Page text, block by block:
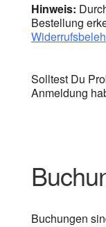
Hinweis:
Bestellung
Solltest Du
Anmeldung
Buchungen